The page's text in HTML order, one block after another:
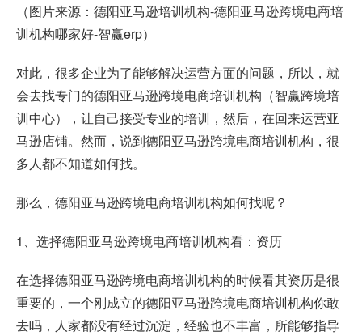
（图片来源：德阳亚马逊培训机构-德阳亚马逊跨境电商培
训机构哪家好-智赢erp）
对此，很多企业为了能够解决运营方面的问题，所以，就
会去找专门的德阳亚马逊跨境电商培训机构（智赢跨境培
训中心），让自己接受专业的培训，然后，在回来运营亚
马逊店铺。然而，说到德阳亚马逊跨境电商培训机构，很
多人都不知道如何找。
那么，德阳亚马逊跨境电商培训机构如何找呢？
1、选择德阳亚马逊跨境电商培训机构看：资历
在选择德阳亚马逊跨境电商培训机构的时候看其资历是很
重要的，一个刚成立的德阳亚马逊跨境电商培训机构你敢
去吗，人家都没有经过沉淀，经验也不丰富，所能够指导